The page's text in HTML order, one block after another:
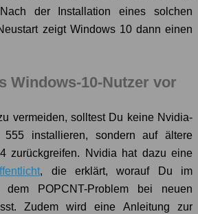
der Installation eines solchen
zeigt Windows 10 dann einen
Windows-10-Nutzer vor
vermeiden, solltest Du keine Nvidia-
installieren, sondern auf ältere
zurückgreifen. Nvidia hat dazu eine
, die erklärt, worauf Du im
dem POPCNT-Problem bei neuen
Zudem wird eine Anleitung zur